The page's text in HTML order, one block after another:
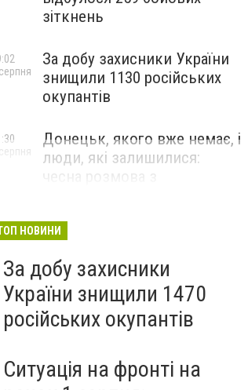
зіткнень
За добу захисники України
знищили 1130 російських
окупантів
Донецьк, якого вже немає, і
люди, які залишилися:
НОВИНИ
За добу захисники
України знищили 1470
російських окупантів
Ситуація на фронті на